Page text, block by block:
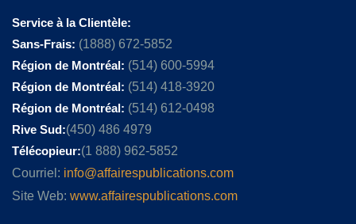
Service à la Clientèle:
Sans-Frais: (1888) 672-5852
Région de Montréal: (514) 600-5994
Région de Montréal: (514) 418-3920
Région de Montréal: (514) 612-0498
Rive Sud:(450) 486 4979
Télécopieur:(1 888) 962-5852
Courriel: info@affairespublications.com
Site Web: www.affairespublications.com